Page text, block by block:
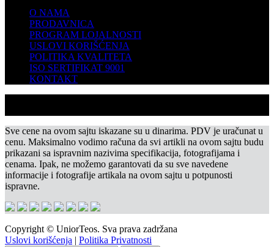
O NAMA
PRODAVNICA
PROGRAM LOJALNOSTI
USLOVI KORIŠĆENJA
POLITIKA KVALITETA
ISO SERTIFIKAT 9001
KONTAKT
Sve cene na ovom sajtu iskazane su u dinarima. PDV je uračunat u
cenu. Maksimalno vodimo računa da svi artikli na ovom sajtu budu
prikazani sa ispravnim nazivima specifikacija, fotografijama i
cenama. Ipak, ne možemo garantovati da su sve navedene
informacije i fotografije artikala na ovom sajtu u potpunosti
ispravne.
Copyright © UniorTeos. Sva prava zadržana
Uslovi korišćenja | Politika Privatnosti